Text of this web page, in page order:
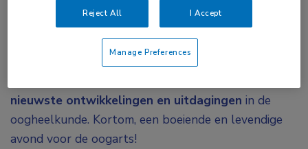
voor onze praktijk van morgen? Een mooi moment
om met collega’s van gedachten te wisselen.
Deze tweede EURETINA in ORANJE bijeenkomst
nieuwste ontwikkelingen en uitdagingen in de
oogheelkunde. Kortom, een boeiende en levendige
avond voor de oogarts!
Reject All I Accept
Manage Preferences